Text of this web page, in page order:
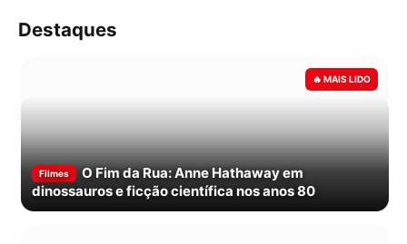
Destaques
Filmes
O Fim da Rua: Anne Hathaway em
dinossauros e ficção científica nos anos 80